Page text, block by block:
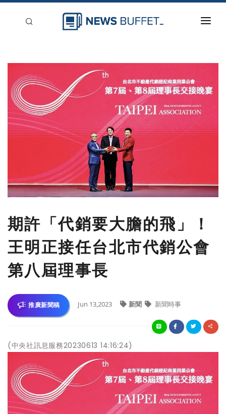
登入
刊登
期許「代銷要大膽的飛」！
王明正接任台北市代銷公會
第八屆理事長
推廣新聞稿 Jun 13,2023 新聞 新聞時事
(中央社訊息服務20230613 14:16:24)